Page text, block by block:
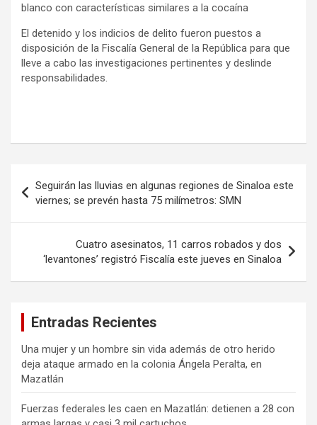
blanco con características similares a la cocaína
El detenido y los indicios de delito fueron puestos a
disposición de la Fiscalía General de la República para que
lleve a cabo las investigaciones pertinentes y deslinde
responsabilidades.
de
entradas
Seguirán las lluvias en algunas regiones de Sinaloa este
viernes; se prevén hasta 75 milímetros: SMN
Cuatro asesinatos, 11 carros robados y dos
‘levantones’ registró Fiscalía este jueves en Sinaloa
Entradas Recientes
Una mujer y un hombre sin vida además de otro herido
deja ataque armado en la colonia Ángela Peralta, en
Mazatlán
Fuerzas federales les caen en Mazatlán: detienen a 28 con